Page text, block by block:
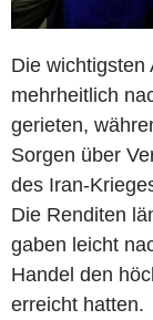
Die wichtigsten
mehrheitlich
gerieten,
Sorgen über
des Iran-
Die Renditen
gaben leicht
Handel den
erreicht hatten.